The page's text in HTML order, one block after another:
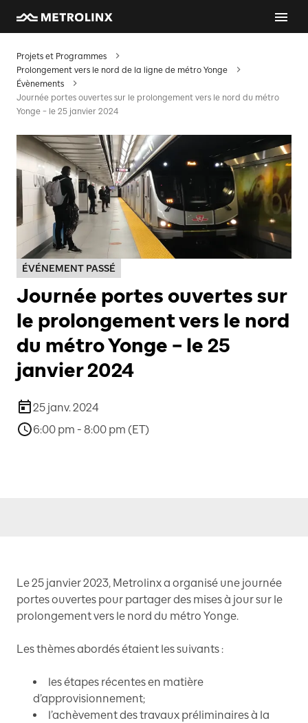
Projets et Programmes
Prolongement vers le nord de la ligne de métro Yonge
Évènements
Journée portes ouvertes sur le prolongement vers le nord du métro
Yonge – le 25 janvier 2024
ÉVÉNEMENT PASSÉ
Journée portes ouvertes sur
le prolongement vers le nord
du métro Yonge – le 25
janvier 2024
25 janv. 2024
6:00 pm - 8:00 pm (ET)
Le 25 janvier 2023, Metrolinx a organisé une journée
portes ouvertes pour partager des mises à jour sur le
prolongement vers le nord du métro Yonge.
Les thèmes abordés étaient les suivants :
les étapes récentes en matière
d’approvisionnement;
l’achèvement des travaux préliminaires à la